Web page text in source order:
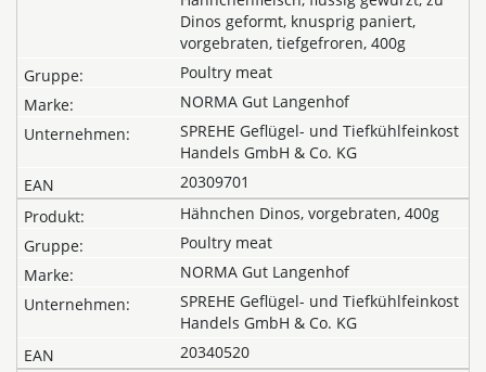
Dinos geformt, knusprig paniert,
vorgebraten, tiefgefroren, 400g
Poultry meat
NORMA Gut Langenhof
SPREHE Geflügel- und Tiefkühlfeinkost
Handels GmbH & Co. KG
20309701
Hähnchen Dinos, vorgebraten, 400g
Poultry meat
NORMA Gut Langenhof
SPREHE Geflügel- und Tiefkühlfeinkost
Handels GmbH & Co. KG
20340520